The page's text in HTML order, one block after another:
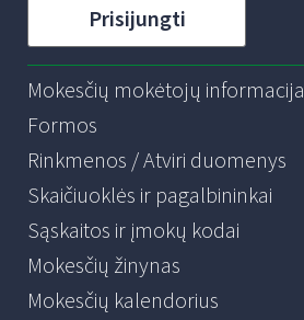
Prisijungti
Mokesčių mokėtojų informacija
Formos
Rinkmenos / Atviri duomenys
Skaičiuoklės ir pagalbininkai
Sąskaitos ir įmokų kodai
Mokesčių žinynas
Mokesčių kalendorius